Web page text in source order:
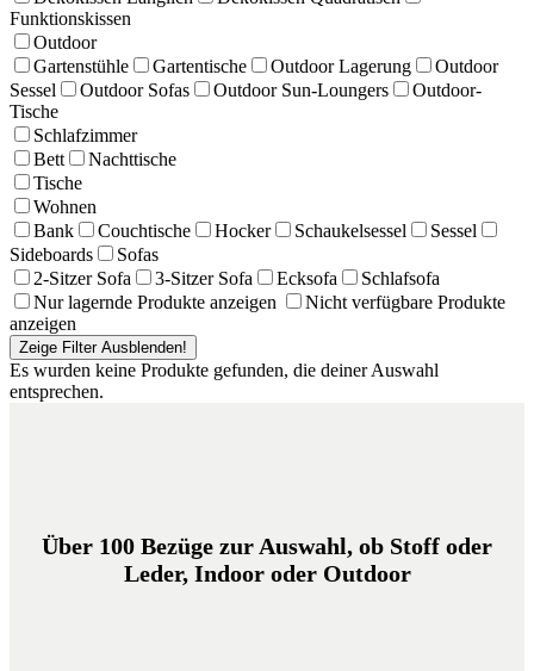
Funktionskissen
Outdoor
Gartenstühle
Gartentische Outdoor Lagerung
Outdoor
Sessel
Outdoor Sofas Outdoor Sun-Loungers
Outdoor-
Tische
Schlafzimmer
Bett
Nachttische
Tische
Wohnen
Bank
Couchtische Hocker Schaukelsessel
Sessel
Sideboards
Sofas
2-Sitzer Sofa
3-Sitzer Sofa Ecksofa
Schlafsofa
Nur lagernde Produkte anzeigen
Nicht verfügbare Produkte
anzeigen
Zeige Filter Ausblenden!
Es wurden keine Produkte gefunden, die deiner Auswahl
entsprechen.
Über 100 Bezüge zur Auswahl, ob Stoff oder
Leder, Indoor oder Outdoor